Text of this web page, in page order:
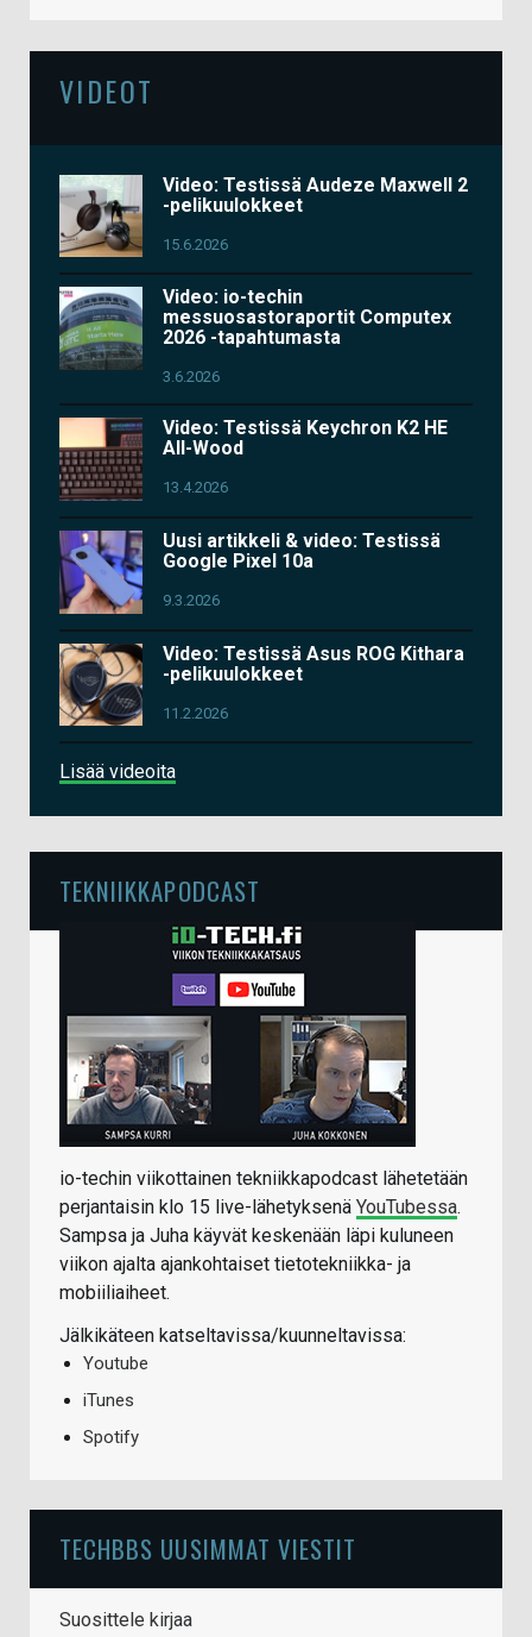
VIDEOT
Video: Testissä Audeze Maxwell 2
-pelikuulokkeet
15.6.2026
Video: io-techin
messuosastoraportit Computex
2026 -tapahtumasta
3.6.2026
Video: Testissä Keychron K2 HE
All-Wood
13.4.2026
Uusi artikkeli & video: Testissä
Google Pixel 10a
9.3.2026
Video: Testissä Asus ROG Kithara
-pelikuulokkeet
11.2.2026
Lisää videoita
TEKNIIKKAPODCAST
io-techin viikottainen tekniikkapodcast lähetetään
perjantaisin klo 15 live-lähetyksenä YouTubessa.
Sampsa ja Juha käyvät keskenään läpi kuluneen
viikon ajalta ajankohtaiset tietotekniikka- ja
mobiiliaiheet.
Jälkikäteen katseltavissa/kuunneltavissa:
Youtube
iTunes
Spotify
TECHBBS UUSIMMAT VIESTIT
Suosittele kirjaa